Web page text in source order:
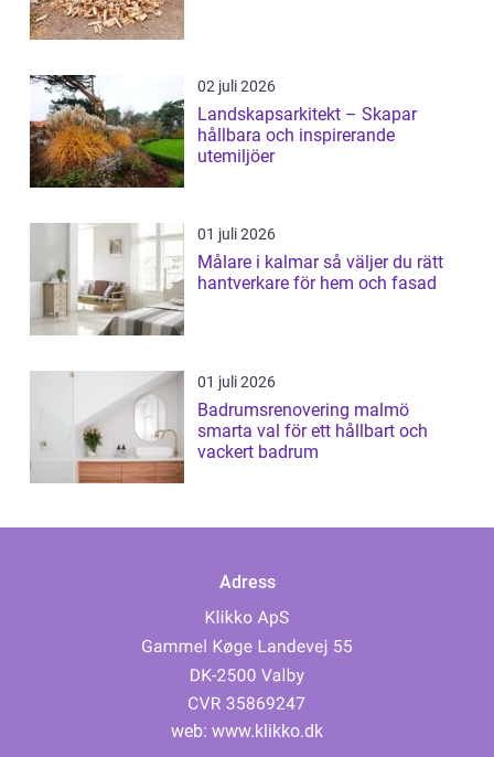
02 juli 2026
Landskapsarkitekt – Skapar
hållbara och inspirerande
utemiljöer
01 juli 2026
Målare i kalmar så väljer du rätt
hantverkare för hem och fasad
01 juli 2026
Badrumsrenovering malmö
smarta val för ett hållbart och
vackert badrum
Adress
web: www.klikko.dk